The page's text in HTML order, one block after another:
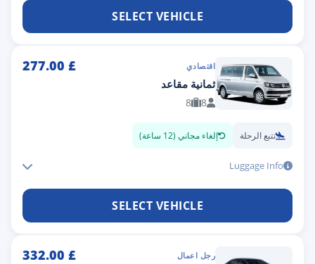
SELECT VEHICLE
اقتصادي £
277.00
ثمانية مقاعد
8
8
تتبع الرحلة إلغاء مجاني (12 ساعة)
Luggage Info
SELECT VEHICLE
رجل اعمال £
332.00